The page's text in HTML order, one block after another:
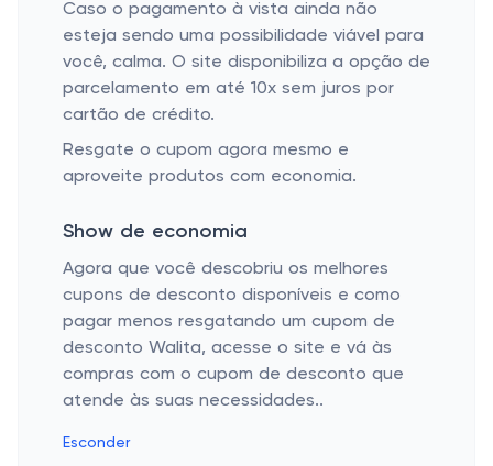
Caso o pagamento à vista ainda não
esteja sendo uma possibilidade viável para
você, calma. O site disponibiliza a opção de
parcelamento em até 10x sem juros por
cartão de crédito.
Resgate o cupom agora mesmo e
aproveite produtos com economia.
Show de economia
Agora que você descobriu os melhores
cupons de desconto disponíveis e como
pagar menos resgatando um cupom de
desconto Walita, acesse o site e vá às
compras com o cupom de desconto que
atende às suas necessidades..
Esconder